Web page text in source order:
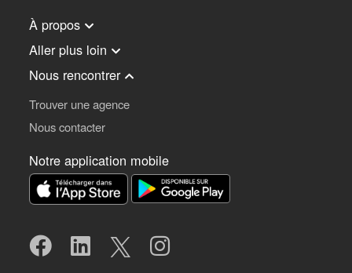
À propos
Aller plus loin
Nous rencontrer
Trouver une agence
Nous contacter
Notre application mobile